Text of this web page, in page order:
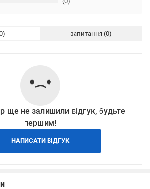
запитання
ще не залишили відгук, будьте
першим!
НАПИСАТИ ВІДГУК